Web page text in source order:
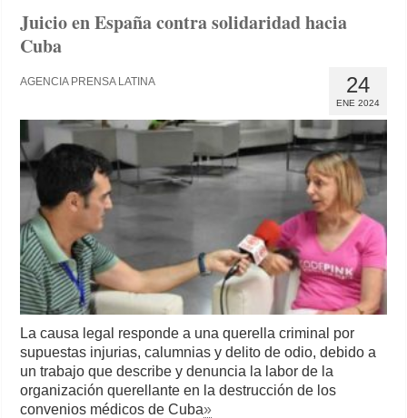
Juicio en España contra solidaridad hacia
Cuba
24
ENE 2024
AGENCIA PRENSA LATINA
La causa legal responde a una querella criminal por
supuestas injurias, calumnias y delito de odio, debido a
un trabajo que describe y denuncia la labor de la
organización querellante en la destrucción de los
convenios médicos de Cuba»